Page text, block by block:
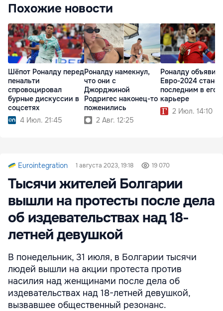
Похожие новости
Шёпот Роналду перед
пенальти
спровоцировал
бурные дискуссии в
соцсетях
4 Июл. 21:45
Роналду намекнул,
что они с
Джорджиной
Родригес наконец-то
поженились
2 Авг. 12:25
Роналду объявил,
Евро-2024 станет
последним в его
карьере
2 Июл. 14:10
Eurointegration 1 августа 2023, 19:18 19 070
Тысячи жителей Болгарии
вышли на протесты после дела
об издевательствах над 18-
летней девушкой
В понедельник, 31 июля, в Болгарии тысячи
людей вышли на акции протеста против
насилия над женщинами после дела об
издевательствах над 18-летней девушкой,
вызвавшее общественный резонанс.